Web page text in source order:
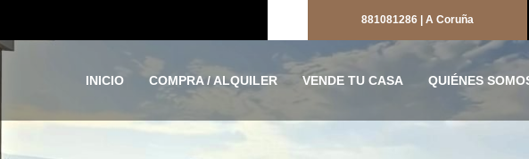
881081286 | A Coruña
INICIO COMPRA / ALQUILER VENDE TU CASA QUIÉNES